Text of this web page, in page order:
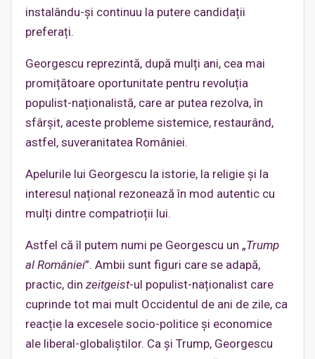
instalându-și continuu la putere candidații
preferați.
Georgescu reprezintă, după mulți ani, cea mai
promițătoare oportunitate pentru revoluția
populist-naționalistă, care ar putea rezolva, în
sfârșit, aceste probleme sistemice, restaurând,
astfel, suveranitatea României.
Apelurile lui Georgescu la istorie, la religie și la
interesul național rezonează în mod autentic cu
mulți dintre compatrioții lui.
Astfel că îl putem numi pe Georgescu un „Trump
al României”. Ambii sunt figuri care se adapă,
practic, din zeitgeist-ul populist-naționalist care
cuprinde tot mai mult Occidentul de ani de zile, ca
reacție la excesele socio-politice și economice
ale liberal-globaliștilor. Ca și Trump, Georgescu